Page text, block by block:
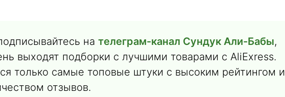
на телеграм-канал Сундук Али-Бабы,
выходят подборки с лучшими товарами с AliExress.
только самые топовые штуки с высоким рейтингом и
отзывов.